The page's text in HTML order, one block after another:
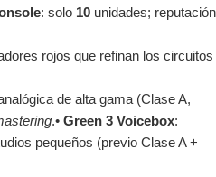
: solo 10 unidades; reputación
rojos que refinan los circuitos
de alta gama (Clase A,
.• Green 3 Voicebox:
pequeños (previo Clase A +